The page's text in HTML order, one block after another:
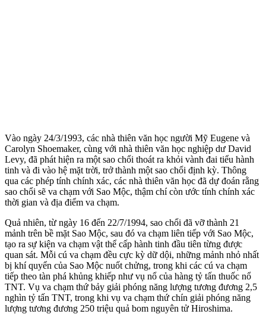
Vào ngày 24/3/1993, các nhà thiên văn học người Mỹ Eugene và
Carolyn Shoemaker, cùng với nhà thiên văn học nghiệp dư David
Levy, đã phát hiện ra một sao chổi thoát ra khỏi vành đai tiểu hành
tinh và đi vào hệ mặt trời, trở thành một sao chổi định kỳ. Thông
qua các phép tính chính xác, các nhà thiên văn học đã dự đoán rằng
sao chổi sẽ va chạm với Sao Mộc, thậm chí còn ước tính chính xác
thời gian và địa điểm va chạm.
Quả nhiên, từ ngày 16 đến 22/7/1994, sao chổi đã vỡ thành 21
mảnh trên bề mặt Sao Mộc, sau đó va chạm liên tiếp với Sao Mộc,
tạo ra sự kiện va chạm vật thể cấp hành tinh đầu tiên từng được
quan sát. Mỗi cú va chạm đều cực kỳ dữ dội, những mảnh nhỏ nhất
bị khí quyển của Sao Mộc nuốt chửng, trong khi các cú va chạm
tiếp theo tàn phá khủng khiếp như vụ nổ của hàng tỷ tấn thuốc nổ
TNT. Vụ va chạm thứ bảy giải phóng năng lượng tương đương 2,5
nghìn tỷ tấn TNT, trong khi vụ va chạm thứ chín giải phóng năng
lượng tương đương 250 triệu quả bom nguyên tử Hiroshima.